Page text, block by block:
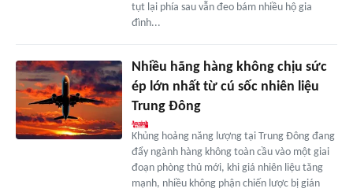
tụt lại phía sau vẫn đeo bám nhiều hộ gia
đình...
Nhiều hãng hàng không chịu sức
ép lớn nhất từ cú sốc nhiên liệu
Trung Đông
Khủng hoảng năng lượng tại Trung Đông đang
đẩy ngành hàng không toàn cầu vào một giai
đoạn phòng thủ mới, khi giá nhiên liệu tăng
mạnh, nhiều không phận chiến lược bị gián